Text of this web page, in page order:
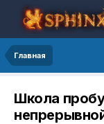
Главная
Школа